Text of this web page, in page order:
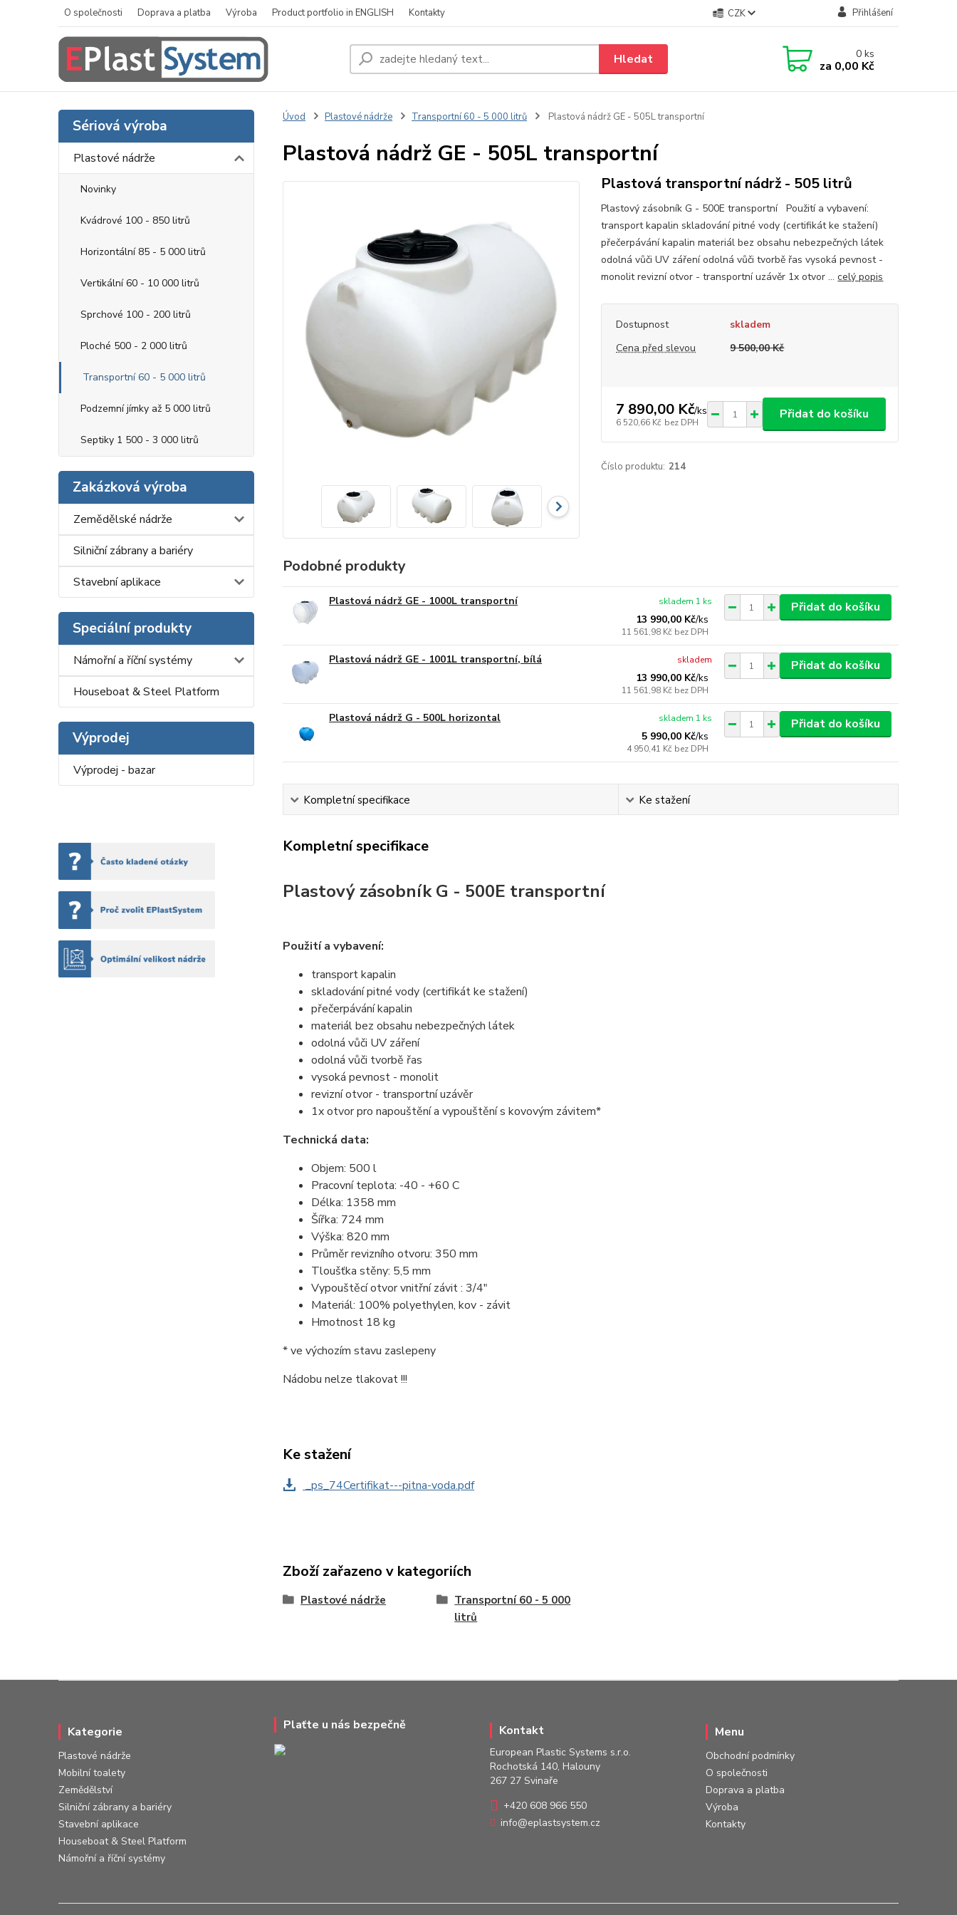
O společnosti Doprava a platba Výroba Product portfolio in ENGLISH Kontakty CZK Přihlášení
Hledat 0 ks
za 0,00 Kč
Sériová výroba
Plastové nádrže
Novinky
Kvádrové 100 - 850 litrů
Horizontální 85 - 5 000 litrů
Vertikální 60 - 10 000 litrů
Sprchové 100 - 200 litrů
Ploché 500 - 2 000 litrů
Transportní 60 - 5 000 litrů
Podzemní jímky až 5 000 litrů
Septiky 1 500 - 3 000 litrů
Zakázková výroba
Zemědělské nádrže
Silniční zábrany a bariéry
Stavební aplikace
Speciální produkty
Námořní a říční systémy
Houseboat & Steel Platform
Výprodej
Výprodej - bazar
Úvod Plastové nádrže Transportní 60 - 5 000 litrů Plastová nádrž GE - 505L transportní
Plastová nádrž GE - 505L transportní
Plastová transportní nádrž - 505 litrů
Plastový zásobník G - 500E transportní Použití a vybavení:
transport kapalin skladování pitné vody (certifikát ke stažení)
přečerpávání kapalin materiál bez obsahu nebezpečných látek
odolná vůči UV záření odolná vůči tvorbě řas vysoká pevnost -
monolit revizní otvor - transportní uzávěr 1x otvor ...celý popis
Dostupnost
skladem
Cena před slevou
9 500,00 Kč
7 890,00 Kč/ks
6 520,66 Kč bez DPH
Přidat do košíku
Číslo produktu: 214
Podobné produkty
Plastová nádrž GE - 1000L transportní
13 990,00 Kč/ks
11 561,98 Kč bez DPH
skladem 1 ks Přidat do košíku
Plastová nádrž GE - 1001L transportní, bílá
13 990,00 Kč/ks
11 561,98 Kč bez DPH
skladem Přidat do košíku
Plastová nádrž G - 500L horizontal
5 990,00 Kč/ks
4 950,41 Kč bez DPH
skladem 1 ks Přidat do košíku
Kompletní specifikace Ke stažení
Kompletní specifikace
Plastový zásobník G - 500E transportní
Použití a vybavení:
transport kapalin
skladování pitné vody (certifikát ke stažení)
přečerpávání kapalin
materiál bez obsahu nebezpečných látek
odolná vůči UV záření
odolná vůči tvorbě řas
vysoká pevnost - monolit
revizní otvor - transportní uzávěr
1x otvor pro napouštění a vypouštění s kovovým závitem*
Technická data:
Objem: 500 l
Pracovní teplota: -40 - +60 C
Délka: 1358 mm
Šířka: 724 mm
Výška: 820 mm
Průměr revizního otvoru: 350 mm
Tloušťka stěny: 5,5 mm
Vypouštěcí otvor vnitřní závit : 3/4"
Materiál: 100% polyethylen, kov - závit
Hmotnost 18 kg
* ve výchozím stavu zaslepeny
Nádobu nelze tlakovat !!!
Ke stažení
_ps_74Certifikat---pitna-voda.pdf
Zboží zařazeno v kategoriích
Plastové nádrže
Transportní 60 - 5 000
litrů
Kategorie
Plastové nádrže
Mobilní toalety
Zemědělství
Silniční zábrany a bariéry
Stavební aplikace
Houseboat & Steel Platform
Námořní a říční systémy
Plaťte u nás bezpečně Kontakt
European Plastic Systems s.r.o.
Rochotská 140, Halouny
267 27 Svinaře
+420 608 966 550
info@eplastsystem.cz
Menu
Obchodní podmínky
O společnosti
Doprava a platba
Výroba
Kontakty